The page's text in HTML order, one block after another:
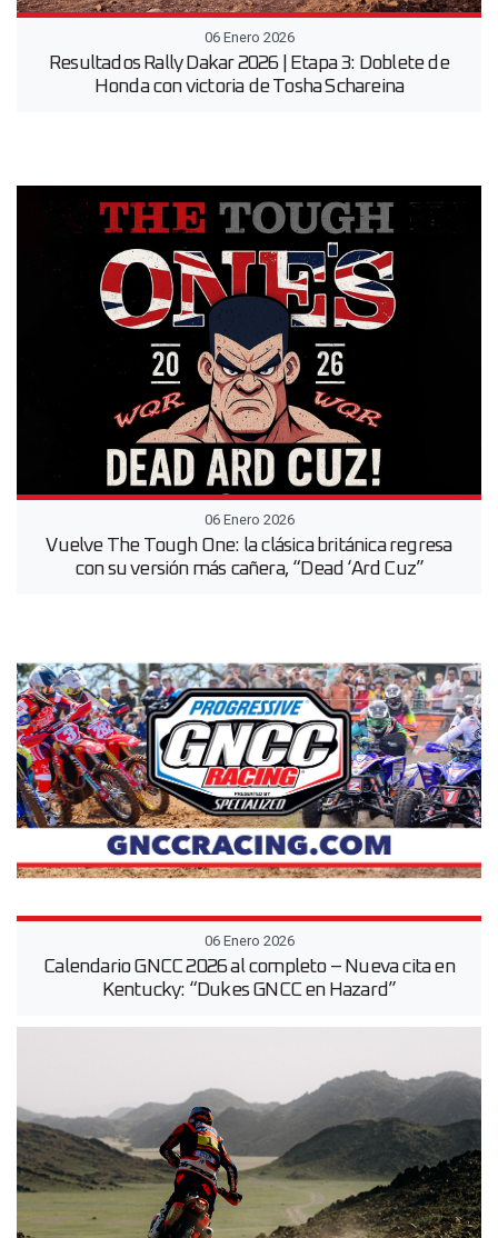
06 Enero 2026
Resultados Rally Dakar 2026 | Etapa 3: Doblete de
Honda con victoria de Tosha Schareina
06 Enero 2026
Vuelve The Tough One: la clásica británica regresa
con su versión más cañera, “Dead ‘Ard Cuz”
06 Enero 2026
Calendario GNCC 2026 al completo – Nueva cita en
Kentucky: “Dukes GNCC en Hazard”